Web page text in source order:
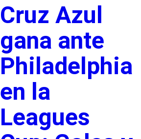
Cruz Azul
gana ante
Philadelphia
en la
Leagues